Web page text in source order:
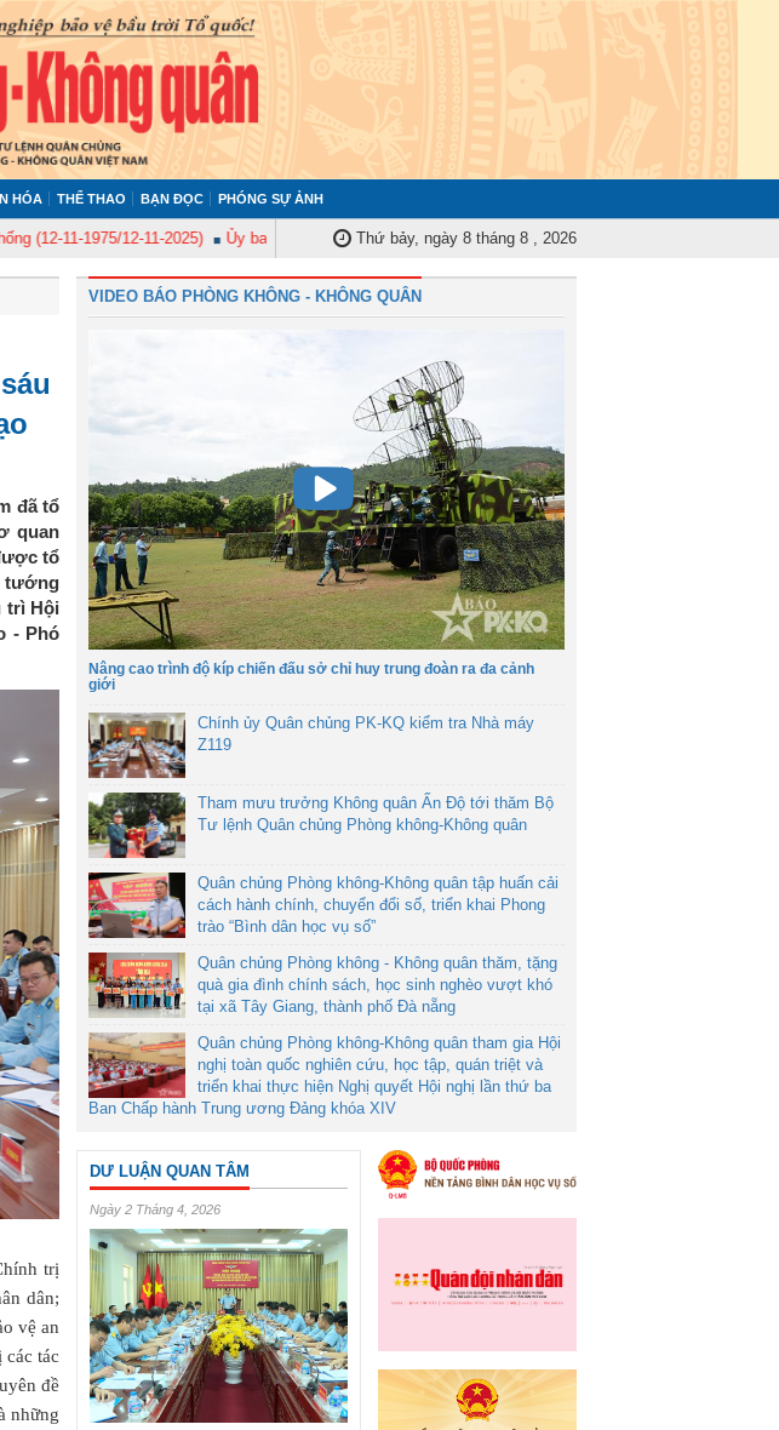
HÓA THỂ THAO BẠN ĐỌC PHÓNG SỰ ẢNH
11-1975/12-11-2025) Ủy ban Kiểm tra Quân ủy Trung ương tập huấn nghiệp vụ công tác kiểm tra, giám
Thứ bảy, ngày 8 tháng 8 , 2026
đã tổ
quan
tổ
tướng
trì Hội
- Phó
trị
dân;
vệ an
tác
đề
những
VIDEO BÁO PHÒNG KHÔNG - KHÔNG QUÂN
Nâng cao trình độ kíp chiến đấu sở chỉ huy trung đoàn ra đa cảnh
giới
Chính ủy Quân chủng PK-KQ kiểm tra Nhà máy
Z119
Tham mưu trưởng Không quân Ấn Độ tới thăm Bộ
Tư lệnh Quân chủng Phòng không-Không quân
Quân chủng Phòng không-Không quân tập huấn cải
cách hành chính, chuyển đổi số, triển khai Phong
trào “Bình dân học vụ số”
Quân chủng Phòng không - Không quân thăm, tặng
quà gia đình chính sách, học sinh nghèo vượt khó
tại xã Tây Giang, thành phố Đà nẵng
Quân chủng Phòng không-Không quân tham gia Hội
nghị toàn quốc nghiên cứu, học tập, quán triệt và
triển khai thực hiện Nghị quyết Hội nghị lần thứ ba
Ban Chấp hành Trung ương Đảng khóa XIV
DƯ LUẬN QUAN TÂM
Ngày 2 Tháng 4, 2026